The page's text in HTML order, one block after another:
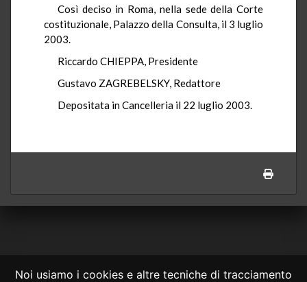
Noi usiamo i cookies e altre tecniche di tracciamento
Così deciso in Roma, nella sede della Corte
costituzionale, Palazzo della Consulta, il 3 luglio
2003.
Riccardo CHIEPPA, Presidente
Gustavo ZAGREBELSKY, Redattore
Depositata in Cancelleria il 22 luglio 2003.